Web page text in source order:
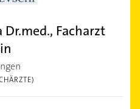
Facharzt